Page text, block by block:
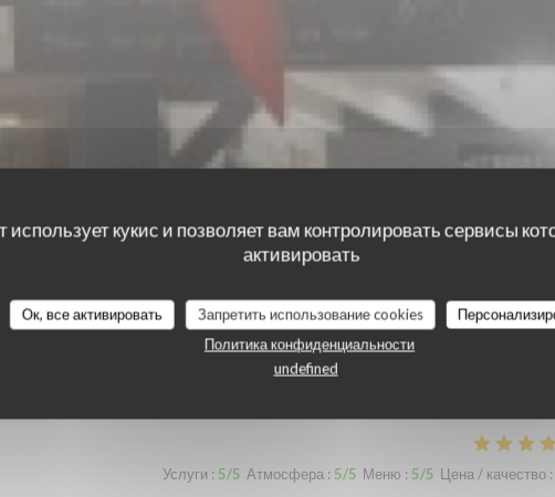
использует кукис и позволяет вам контролировать сервисы
активировать
Ок, все активировать Запретить использование cookies
Политика конфиденциальности
undefined
наших посетителей
Услуги : 5/5 Атмосфера : 5/5 Меню : 5/5 Цена / качество :